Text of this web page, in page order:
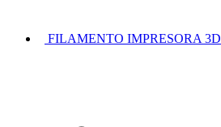
FILAMENTO IMPRESORA 3D